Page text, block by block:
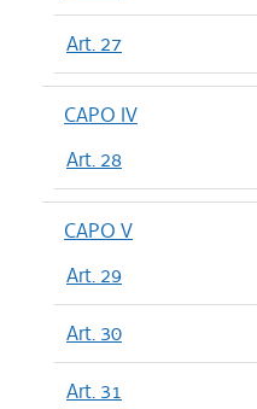
Art. 27
CAPO IV
Art. 28
CAPO V
Art. 29
Art. 30
Art. 31